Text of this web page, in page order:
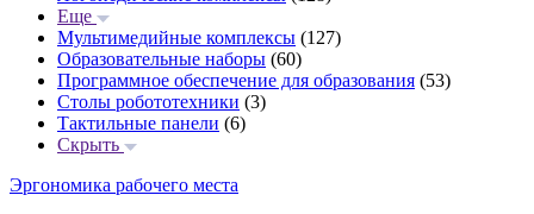
Еще
Мультимедийные комплексы (127)
Образовательные наборы (60)
Программное обеспечение для образования (53)
Столы робототехники (3)
Тактильные панели (6)
Скрыть
Эргономика рабочего места